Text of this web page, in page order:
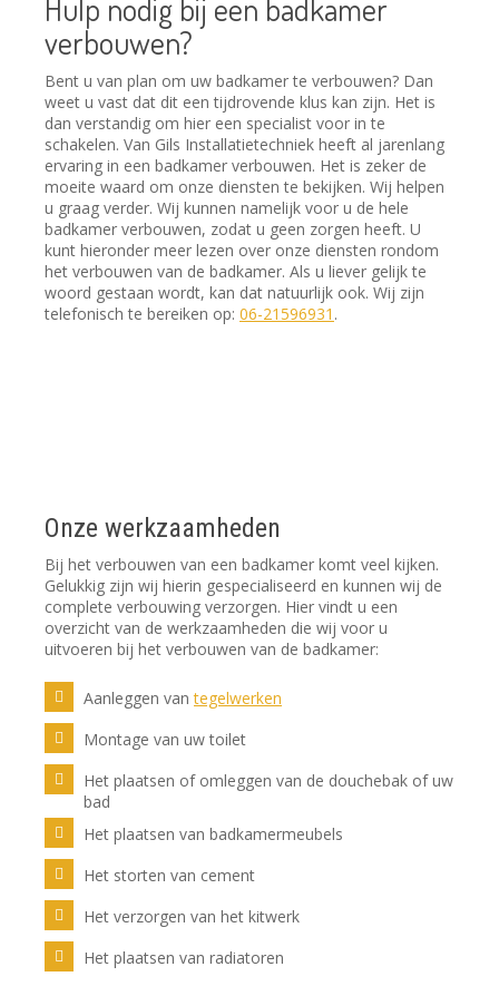
Hulp nodig bij een badkamer
verbouwen?
Bent u van plan om uw badkamer te verbouwen? Dan
weet u vast dat dit een tijdrovende klus kan zijn. Het is
dan verstandig om hier een specialist voor in te
schakelen. Van Gils Installatietechniek heeft al jarenlang
ervaring in een badkamer verbouwen. Het is zeker de
moeite waard om onze diensten te bekijken. Wij helpen
u graag verder. Wij kunnen namelijk voor u de hele
badkamer verbouwen, zodat u geen zorgen heeft. U
kunt hieronder meer lezen over onze diensten rondom
het verbouwen van de badkamer. Als u liever gelijk te
woord gestaan wordt, kan dat natuurlijk ook. Wij zijn
telefonisch te bereiken op: 06-21596931 .
Onze werkzaamheden
Bij het verbouwen van een badkamer komt veel kijken.
Gelukkig zijn wij hierin gespecialiseerd en kunnen wij de
complete verbouwing verzorgen. Hier vindt u een
overzicht van de werkzaamheden die wij voor u
uitvoeren bij het verbouwen van de badkamer:
Aanleggen vantegelwerken
Montage van uw toilet
Het plaatsen of omleggen van de douchebak of uw
bad
Het plaatsen van badkamermeubels
Het storten van cement
Het verzorgen van het kitwerk
Het plaatsen van radiatoren